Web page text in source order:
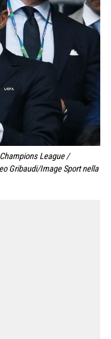
League /
Gribaudi/Image Sport nella